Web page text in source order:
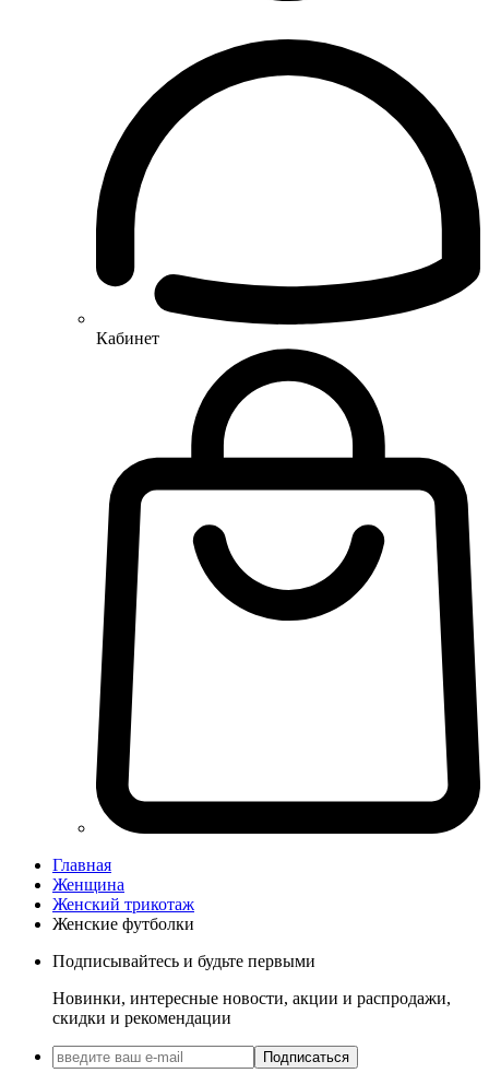
Кабинет
Главная
Женщина
Женский трикотаж
Женские футболки
Подписывайтесь и будьте первыми
Новинки, интересные новости, акции и распродажи,
скидки и рекомендации
Подписаться